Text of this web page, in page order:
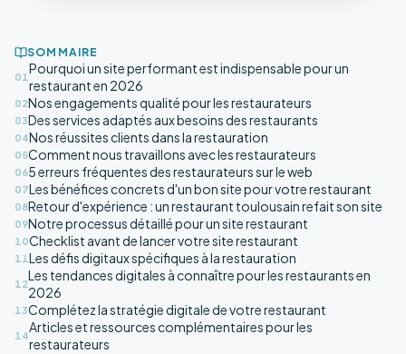
SOMMAIRE
01
Pourquoi un site performant est indispensable pour un
restaurant en 2026
02Nos engagements qualité pour les restaurateurs
03Des services adaptés aux besoins des restaurants
04Nos réussites clients dans la restauration
05Comment nous travaillons avec les restaurateurs
065 erreurs fréquentes des restaurateurs sur le web
07Les bénéfices concrets d'un bon site pour votre restaurant
08Retour d'expérience : un restaurant toulousain refait son site
09Notre processus détaillé pour un site restaurant
10Checklist avant de lancer votre site restaurant
11Les défis digitaux spécifiques à la restauration
12
Les tendances digitales à connaître pour les restaurants en
2026
13Complétez la stratégie digitale de votre restaurant
14
Articles et ressources complémentaires pour les
restaurateurs